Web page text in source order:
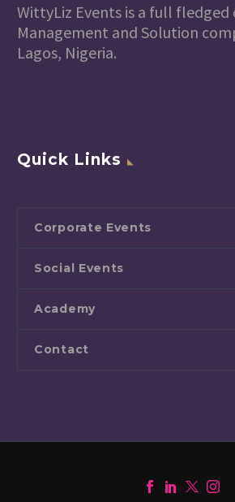
WittyLiz Events is a full fledged
Management and Solution
Lagos, Nigeria.
Quick Links
Corporate Events
Social Events
Academy
Contact